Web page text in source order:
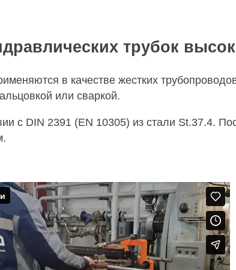
трубок
в качестве жестких
или сваркой.
с DIN 2391 (EN 10305) из стали St.37.4.